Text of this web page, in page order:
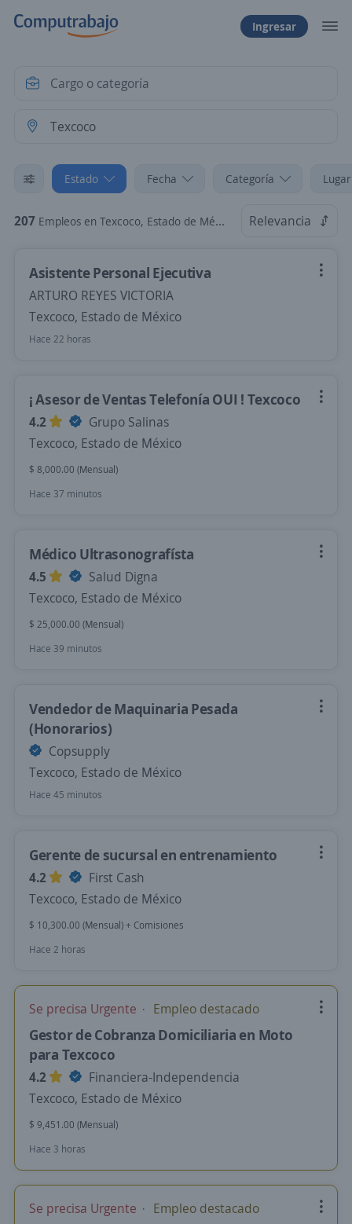
Ingresar
Estado Fecha Categoría
207 Empleos en Texcoco, Estado de México Relevancia
Asistente Personal Ejecutiva
ARTURO REYES VICTORIA
Texcoco, Estado de México
Hace 22 horas
¡ Asesor de Ventas Telefonía OUI ! Texcoco
4.2
Grupo Salinas
Texcoco, Estado de México
$ 8,000.00 (Mensual)
Hace 37 minutos
Médico Ultrasonografísta
4.5
Salud Digna
Texcoco, Estado de México
$ 25,000.00 (Mensual)
Hace 39 minutos
Vendedor de Maquinaria Pesada
(Honorarios)
Copsupply
Texcoco, Estado de México
Hace 45 minutos
Gerente de sucursal en entrenamiento
4.2
First Cash
Texcoco, Estado de México
$ 10,300.00 (Mensual) + Comisiones
Hace 2 horas
Se precisa Urgente Empleo destacado
Gestor de Cobranza Domiciliaria en Moto
para Texcoco
4.2
Financiera-Independencia
Texcoco, Estado de México
$ 9,451.00 (Mensual)
Hace 3 horas
Se precisa Urgente Empleo destacado